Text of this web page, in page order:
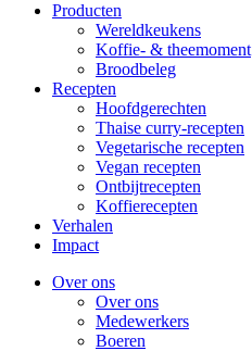
Producten
Wereldkeukens
Koffie- & theemoment
Broodbeleg
Recepten
Hoofdgerechten
Thaise curry-recepten
Vegetarische recepten
Vegan recepten
Ontbijtrecepten
Koffierecepten
Verhalen
Impact
Over ons
Over ons
Medewerkers
Boeren